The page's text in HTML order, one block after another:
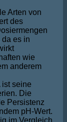
Arten von
des
es in
wie
anderem
ist seine
Die
Persistenz
pH-Wert.
im Vergleich